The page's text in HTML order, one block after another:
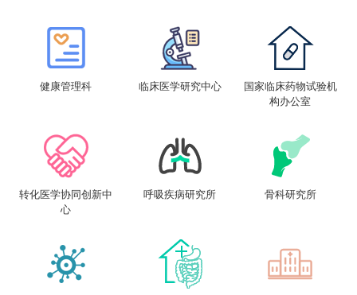
健康管理科 临床医学研究中心
国家临床药物试验机
构办公室
转化医学协同创新中
心
呼吸疾病研究所 骨科研究所